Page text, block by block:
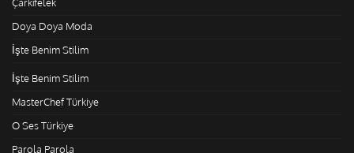
Doya Doya Moda
İşte Benim Stilim
İşte Benim Stilim
MasterChef Türkiye
O Ses Türkiye
Parola Parola